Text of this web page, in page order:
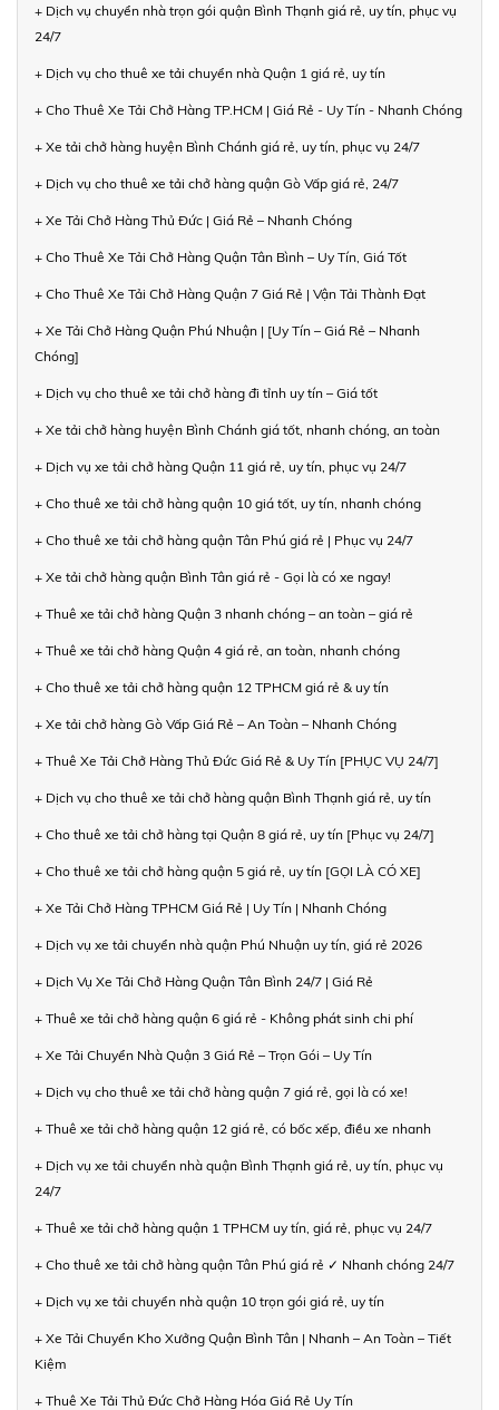
+ Dịch vụ chuyển nhà trọn gói quận Bình Thạnh giá rẻ, uy tín, phục vụ
24/7
+ Dịch vụ cho thuê xe tải chuyển nhà Quận 1 giá rẻ, uy tín
+ Cho Thuê Xe Tải Chở Hàng TP.HCM | Giá Rẻ - Uy Tín - Nhanh Chóng
+ Xe tải chở hàng huyện Bình Chánh giá rẻ, uy tín, phục vụ 24/7
+ Dịch vụ cho thuê xe tải chở hàng quận Gò Vấp giá rẻ, 24/7
+ Xe Tải Chở Hàng Thủ Đức | Giá Rẻ – Nhanh Chóng
+ Cho Thuê Xe Tải Chở Hàng Quận Tân Bình – Uy Tín, Giá Tốt
+ Cho Thuê Xe Tải Chở Hàng Quận 7 Giá Rẻ | Vận Tải Thành Đạt
+ Xe Tải Chở Hàng Quận Phú Nhuận | [Uy Tín – Giá Rẻ – Nhanh
Chóng]
+ Dịch vụ cho thuê xe tải chở hàng đi tỉnh uy tín – Giá tốt
+ Xe tải chở hàng huyện Bình Chánh giá tốt, nhanh chóng, an toàn
+ Dịch vụ xe tải chở hàng Quận 11 giá rẻ, uy tín, phục vụ 24/7
+ Cho thuê xe tải chở hàng quận 10 giá tốt, uy tín, nhanh chóng
+ Cho thuê xe tải chở hàng quận Tân Phú giá rẻ | Phục vụ 24/7
+ Xe tải chở hàng quận Bình Tân giá rẻ - Gọi là có xe ngay!
+ Thuê xe tải chở hàng Quận 3 nhanh chóng – an toàn – giá rẻ
+ Thuê xe tải chở hàng Quận 4 giá rẻ, an toàn, nhanh chóng
+ Cho thuê xe tải chở hàng quận 12 TPHCM giá rẻ & uy tín
+ Xe tải chở hàng Gò Vấp Giá Rẻ – An Toàn – Nhanh Chóng
+ Thuê Xe Tải Chở Hàng Thủ Đức Giá Rẻ & Uy Tín [PHỤC VỤ 24/7]
+ Dịch vụ cho thuê xe tải chở hàng quận Bình Thạnh giá rẻ, uy tín
+ Cho thuê xe tải chở hàng tại Quận 8 giá rẻ, uy tín [Phục vụ 24/7]
+ Cho thuê xe tải chở hàng quận 5 giá rẻ, uy tín [GỌI LÀ CÓ XE]
+ Xe Tải Chở Hàng TPHCM Giá Rẻ | Uy Tín | Nhanh Chóng
+ Dịch vụ xe tải chuyển nhà quận Phú Nhuận uy tín, giá rẻ 2026
+ Dịch Vụ Xe Tải Chở Hàng Quận Tân Bình 24/7 | Giá Rẻ
+ Thuê xe tải chở hàng quận 6 giá rẻ - Không phát sinh chi phí
+ Xe Tải Chuyển Nhà Quận 3 Giá Rẻ – Trọn Gói – Uy Tín
+ Dịch vụ cho thuê xe tải chở hàng quận 7 giá rẻ, gọi là có xe!
+ Thuê xe tải chở hàng quận 12 giá rẻ, có bốc xếp, điều xe nhanh
+ Dịch vụ xe tải chuyển nhà quận Bình Thạnh giá rẻ, uy tín, phục vụ
24/7
+ Thuê xe tải chở hàng quận 1 TPHCM uy tín, giá rẻ, phục vụ 24/7
+ Cho thuê xe tải chở hàng quận Tân Phú giá rẻ ✓ Nhanh chóng 24/7
+ Dịch vụ xe tải chuyển nhà quận 10 trọn gói giá rẻ, uy tín
+ Xe Tải Chuyển Kho Xưởng Quận Bình Tân | Nhanh – An Toàn – Tiết
Kiệm
+ Thuê Xe Tải Thủ Đức Chở Hàng Hóa Giá Rẻ Uy Tín